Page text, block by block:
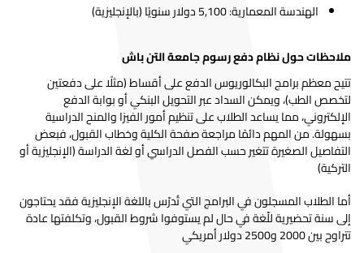
الهندسة المعمارية: 5,100 دولار سنويًا (بالإنجليزية)
ملاحظات حول نظام دفع رسوم جامعة التن باش
تتيح معظم برامج البكالوريوس الدفع على أقساط (مثلًا على دفعتين
لتخصص الطب)، ويمكن السداد عبر التحويل البنكي أو بوابة الدفع
الإلكتروني، مما يساعد الطلاب على تنظيم أمور الفيزا والمنح الدراسية
بسهولة. من المهم دائمًا مراجعة صفحة الكلية وخطاب القبول، فبعض
التفاصيل الصغيرة تتغير حسب الفصل الدراسي أو لغة الدراسة (الإنجليزية أو
التركية)
أما الطلاب المسجلون في البرامج التي تُدرّس باللغة الإنجليزية فقد يحتاجون
إلى سنة تحضيرية للّغة في حال لم يستوفوا شروط القبول، وتكلفتها عادة
تتراوح بين 2000 و2500 دولار أمريكي